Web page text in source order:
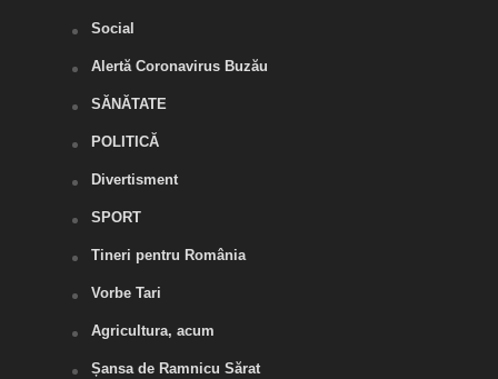
Social
Alertă Coronavirus Buzău
SĂNĂTATE
POLITICĂ
Divertisment
SPORT
Tineri pentru România
Vorbe Tari
Agricultura, acum
Șansa de Ramnicu Sărat